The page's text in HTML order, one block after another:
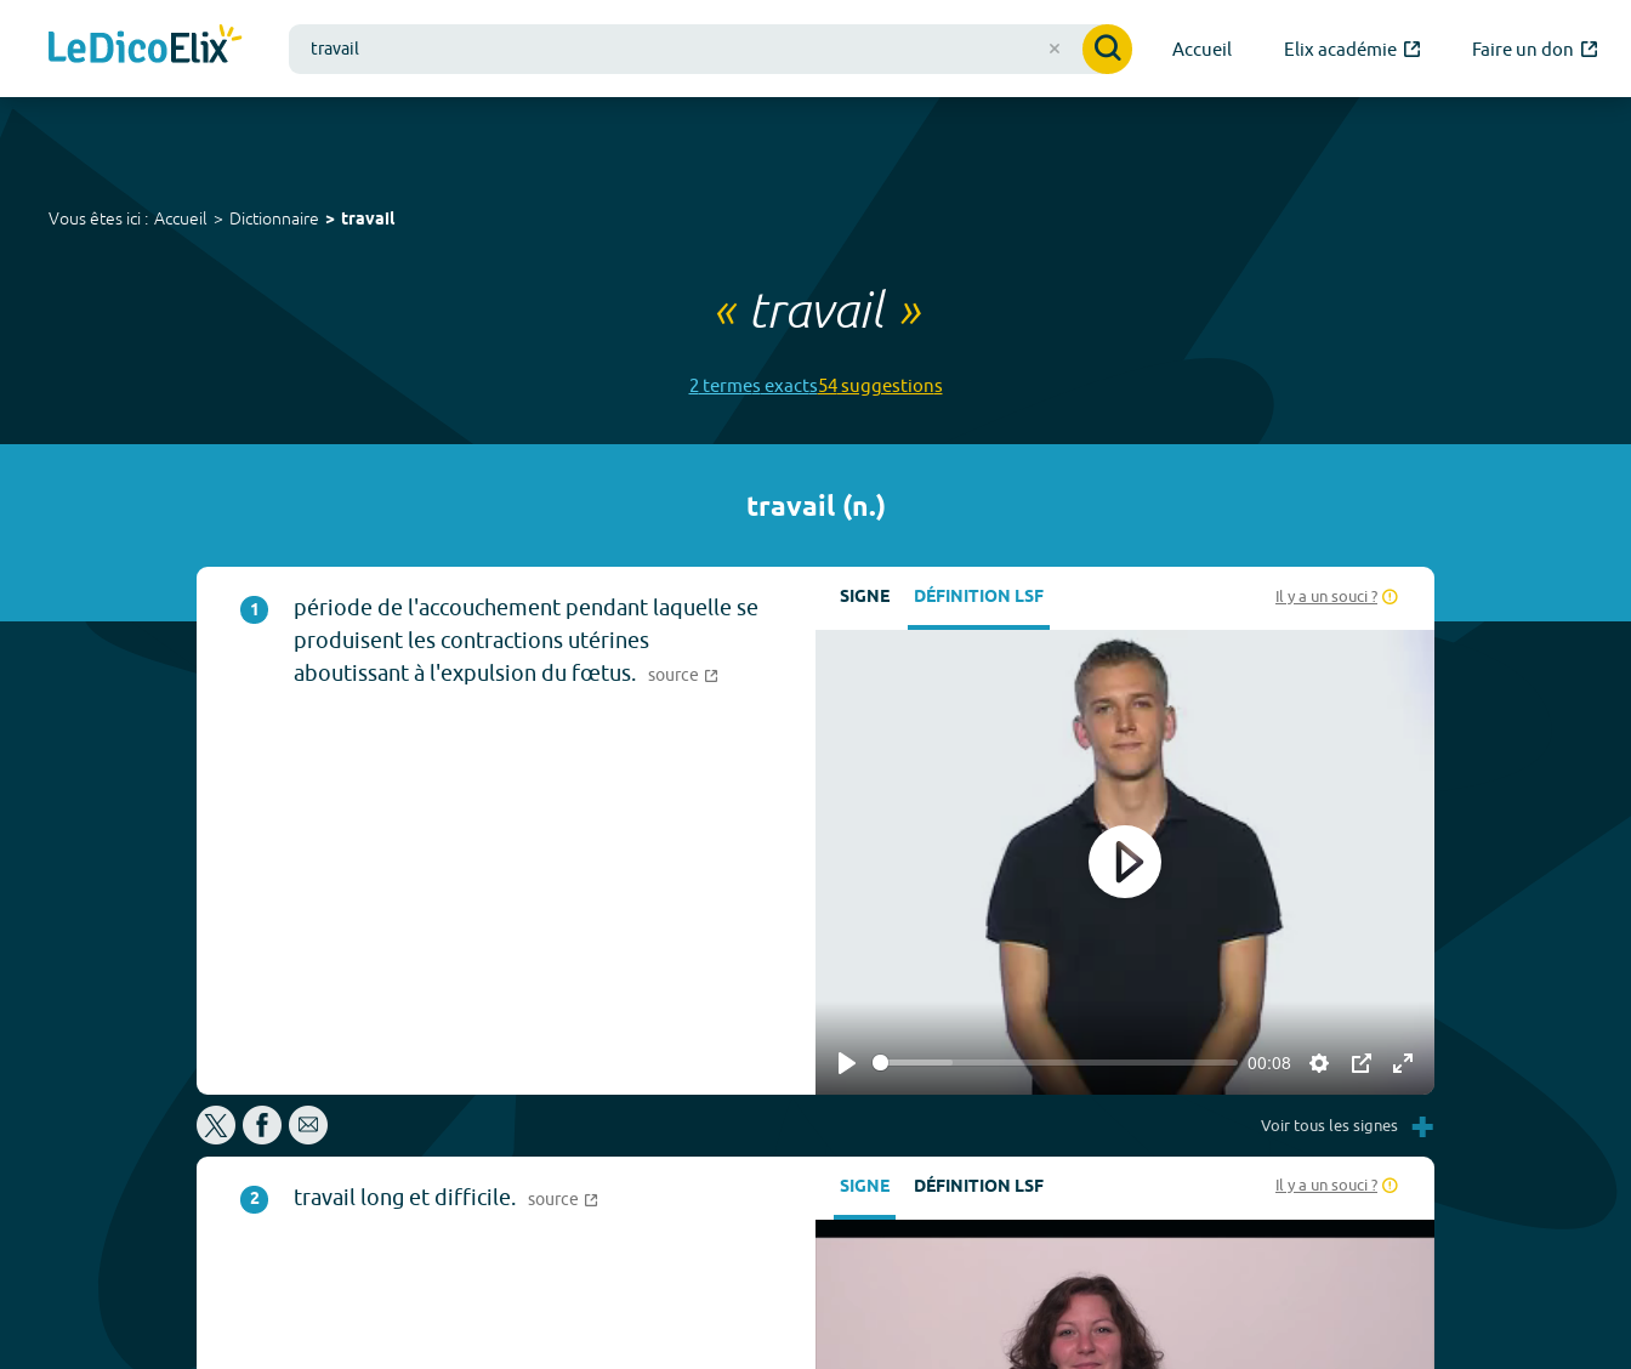
Accueil Elix académie Faire un don
Vous êtes ici : Accueil Dictionnaire travail
« travail»
2 termes exacts54suggestions
travail(n.)
1
période de l'accouchement pendant laquelle se
produisent les contractions utérines
aboutissant à l'expulsion du fœtus. source
SIGNE DÉFINITION LSF Il y a un souci ?
Play
00:08
Settings
PIP Enter
fullscreen
Play
Voir tous les signes +
2 travail long et difficile. source SIGNE DÉFINITION LSF Il y a un souci ?